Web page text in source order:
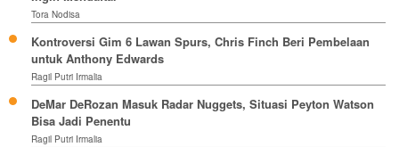
Tora Nodisa
Kontroversi Gim 6 Lawan Spurs, Chris Finch Beri Pembelaan
untuk Anthony Edwards
Ragil Putri Irmalia
DeMar DeRozan Masuk Radar Nuggets, Situasi Peyton Watson
Bisa Jadi Penentu
Ragil Putri Irmalia